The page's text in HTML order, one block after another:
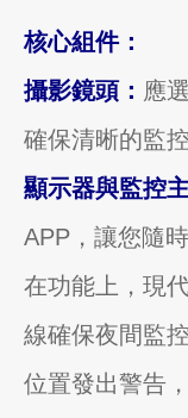
核心組件：
攝影鏡頭： 應
確保清晰的監控
顯示器與監控
APP，讓您隨時
在功能上，現
線確保夜間監
位置發出警告